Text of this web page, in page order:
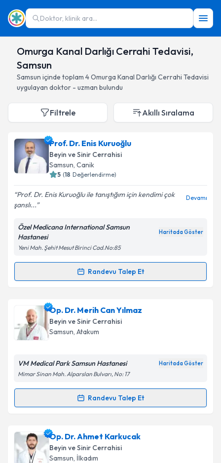
Doktor, klinik ara...
Omurga Kanal Darlığı Cerrahi Tedavisi,
Samsun
Samsun içinde toplam 4Omurga Kanal Darlığı Cerrahi Tedavisi
uygulayan doktor - uzman bulundu
Filtrele Akıllı Sıralama
Prof. Dr. Enis Kuruoğlu
Beyin ve Sinir Cerrahisi
Samsun, Canik
5 (18 Değerlendirme)
Prof. Dr. Enis Kuruoğlu ile tanıştığım için kendimi çok
şanslı...
Devamı
Özel Medicana International Samsun
Hastanesi
Haritada Göster
Yeni Mah. Şehit Mesut Birinci Cad.No:85
Randevu Talep Et
Randevu Takvimi Talebi
Prof. Dr. Enis Kuruoğluiçin randevu takvimi talebi
oluşturun. Size bu uzmandan randevu almanız için bir
takvim hazırlandığında e-posta ile bilgilendireceğiz.
Kişisel verilerimin işlenmesine ilişkin
Metni'ni okudum ve kişisel verilerimin belirtilen
Takvim Talebini Gönder
Op. Dr. Merih Can Yılmaz
Beyin ve Sinir Cerrahisi
Samsun, Atakum
VM Medical Park Samsun Hastanesi Haritada Göster
Mimar Sinan Mah. Alparslan Bulvarı, No: 17
Randevu Talep Et
Randevu Takvimi Talebi
Op. Dr. Merih Can Yılmaziçin randevu takvimi talebi
oluşturun. Size bu uzmandan randevu almanız için bir
takvim hazırlandığında e-posta ile bilgilendireceğiz.
Op. Dr. Ahmet Karkucak
Beyin ve Sinir Cerrahisi
Samsun, İlkadım